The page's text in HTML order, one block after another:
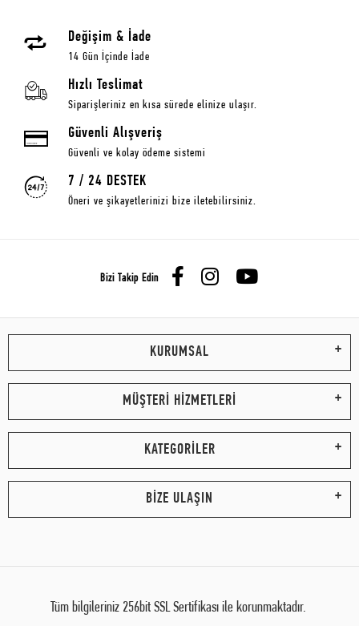
Değişim & İade
14 Gün İçinde İade
Hızlı Teslimat
Siparişleriniz en kısa sürede elinize ulaşır.
Güvenli Alışveriş
Güvenli ve kolay ödeme sistemi
7 / 24 DESTEK
Öneri ve şikayetlerinizi bize iletebilirsiniz.
Bizi Takip Edin
KURUMSAL
MÜŞTERİ HİZMETLERİ
KATEGORİLER
BİZE ULAŞIN
Tüm bilgileriniz 256bit SSL Sertifikası ile korunmaktadır.